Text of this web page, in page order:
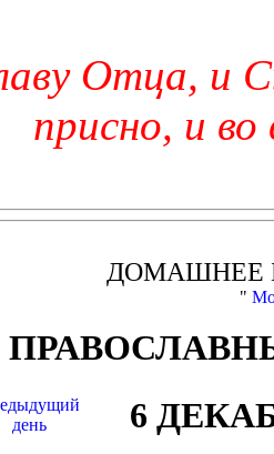
Отца, и
присно, и во
ДОМАШНЕЕ
"
день
6